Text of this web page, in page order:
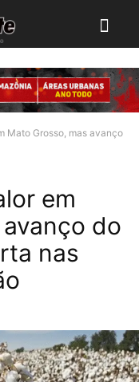
Mato Grosso, mas avanço
em
do
nas